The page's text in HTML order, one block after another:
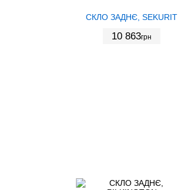
СКЛО ЗАДНЄ, SEKURIT
10 863грн